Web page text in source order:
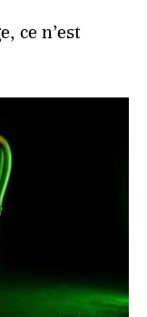
ce n’est